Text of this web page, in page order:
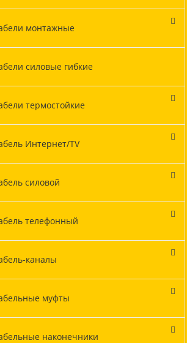
монтажные
силовые гибкие
термостойкие
Интернет/TV
силовой
телефонный
каналы
муфты
наконечники